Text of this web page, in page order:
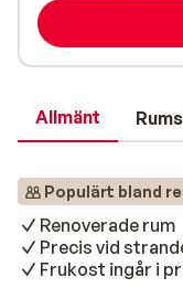
Allmänt
Populärt bland
Renoverade rum
Precis vid
Frukost ingår i